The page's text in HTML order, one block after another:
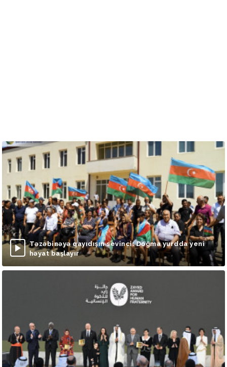
Təzəbinəyə qayıdışın sevinci: Doğma yurdda yeni
həyat başlayır